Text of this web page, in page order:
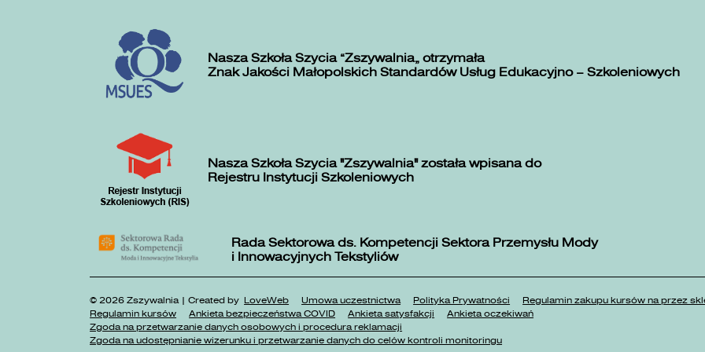
Nasza Szkoła Szycia „Zszywalnia” otrzymała
Znak Jakości Małopolskich Standardów Usług Edukacyjno – Szkoleniowych
Nasza Szkoła Szycia "Zszywalnia" została wpisana do
Rejestru Instytucji Szkoleniowych
Rada Sektorowa ds. Kompetencji Sektora Przemysłu Mody
i Innowacyjnych Tekstyliów
© 2026 Zszywalnia | Created by LoveWeb Umowa uczestnictwa Polityka Prywatności
Regulamin zakupu kursów na przez
Regulamin kursów
Ankieta bezpieczeństwa COVID Ankieta satysfakcji
Ankieta oczekiwań
Zgoda na przetwarzanie danych osobowych i procedura reklamacji
Zgoda na udostępnianie wizerunku i przetwarzanie danych do celów kontroli monitoringu